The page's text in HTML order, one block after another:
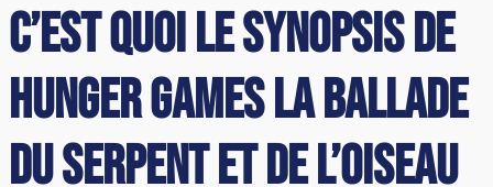
C’est quoi le synopsis de
Hunger Games la Ballade
du Serpent et de l’Oiseau